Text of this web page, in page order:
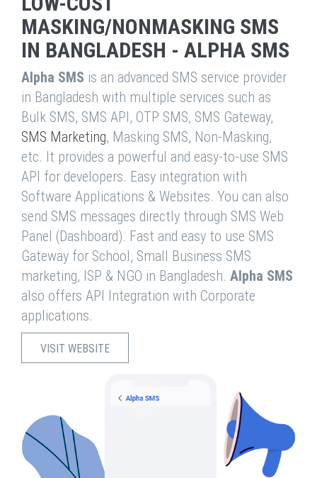
MASKING/NONMASKING SMS
IN BANGLADESH - ALPHA SMS
Alpha SMS is an advanced SMS service provider
in Bangladesh with multiple services such as
Bulk SMS, SMS API, OTP SMS, SMS Gateway,
SMS Marketing, Masking SMS, Non-Masking,
etc. It provides a powerful and easy-to-use SMS
API for developers. Easy integration with
Software Applications & Websites. You can also
send SMS messages directly through SMS Web
Panel (Dashboard). Fast and easy to use SMS
Gateway for School, Small Business SMS
marketing, ISP & NGO in Bangladesh. Alpha SMS
also offers API Integration with Corporate
applications.
VISIT WEBSITE